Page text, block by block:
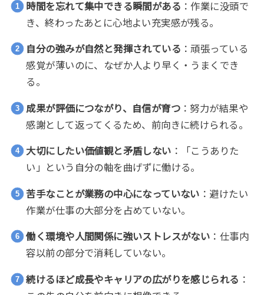
時間を忘れて集中できる瞬間がある ：作業に没頭で
き、終わったあとに心地よい充実感が残る。
自分の強みが自然と発揮されている ：頑張っている
感覚が薄いのに、なぜか人より早く・うまくでき
る。
成果が評価につながり、自信が育つ ：努力が結果や
感謝として返ってくるため、前向きに続けられる。
大切にしたい価値観と矛盾しない ：「こうありた
い」という自分の軸を曲げずに働ける。
苦手なことが業務の中心になっていない ：避けたい
作業が仕事の大部分を占めていない。
働く環境や人間関係に強いストレスがない ：仕事内
容以前の部分で消耗していない。
続けるほど成長やキャリアの広がりを感じられる ：